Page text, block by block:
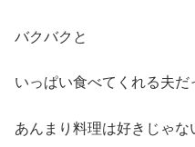
バクバクと
いっぱい食べてくれる夫だ
あんまり料理は好きじゃな